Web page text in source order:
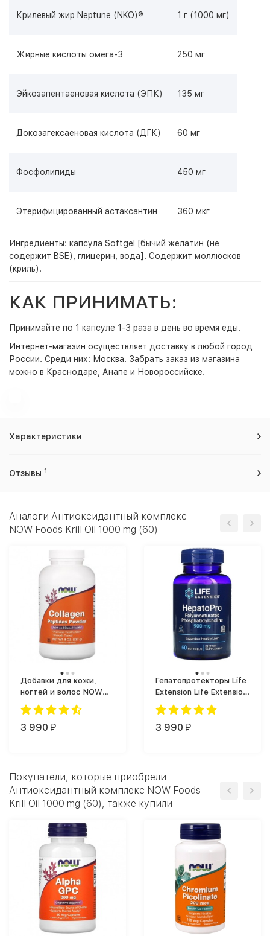
Крилевый жир Neptune (NKO)® 1 г (1000 мг)
Жирные кислоты омега-3 250 мг
Эйкозапентаеновая кислота (ЭПК) 135 мг
Докозагексаеновая кислота (ДГК) 60 мг
Фосфолипиды 450 мг
Этерифицированный астаксантин 360 мкг
Ингредиенты: капсула Softgel [бычий желатин (не
содержит BSE), глицерин, вода]. Содержит моллюсков
(криль).
КАК ПРИНИМАТЬ:
Принимайте по 1 капсуле 1-3 раза в день во время еды.
Интернет-магазин осуществляет доставку в любой город
России. Среди них: Москва. Забрать заказ из магазина
можно в Краснодаре, Анапе и Новороссийске.
Характеристики
Отзывы 1
Аналоги Антиоксидантный комплекс
NOW Foods Krill Oil 1000 mg (60)
Добавки для кожи,
ногтей и волос NOW
Foods Collagen Peptides
Powder (227 мл)
3 990 ₽
Гепатопротекторы Life
Extension Life Extension
HepatoPro 900 mg 60
softgels (60 капс.)
3 990 ₽
Покупатели, которые приобрели
Антиоксидантный комплекс NOW Foods
Krill Oil 1000 mg (60), также купили